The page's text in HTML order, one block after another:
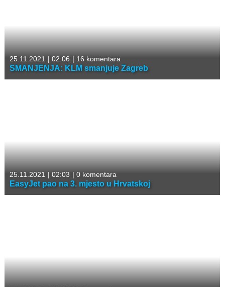
25.11.2021 | 02:06 | 16 komentara
SMANJENJA: KLM smanjuje Zagreb
25.11.2021 | 02:03 | 0 komentara
EasyJet pao na 3. mjesto u Hrvatskoj